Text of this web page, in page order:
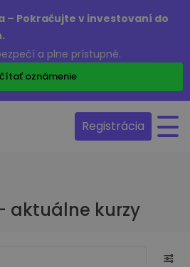
– Pokračujte v investovaní do
a plne prístupné.
oznámenie
Registrácia
aktuálne kurzy